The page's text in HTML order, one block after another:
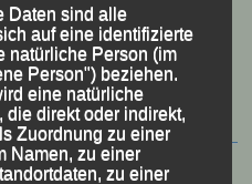
Daten sind alle
auf eine identifizierte
natürliche Person (im
Person") beziehen.
eine natürliche
die direkt oder indirekt,
Zuordnung zu einer
Namen, zu einer
zu einer